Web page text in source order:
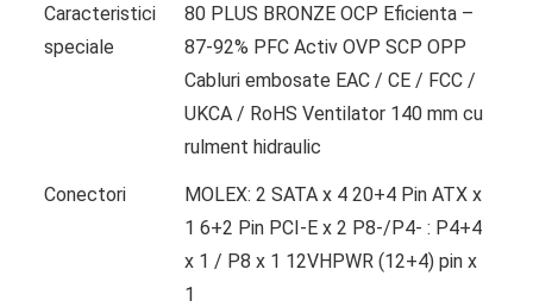
Caracteristici
speciale
80 PLUS BRONZE OCP Eficienta –
87-92% PFC Activ OVP SCP OPP
Cabluri embosate EAC / CE / FCC /
UKCA / RoHS Ventilator 140 mm cu
rulment hidraulic
Conectori
MOLEX: 2 SATA x 4 20+4 Pin ATX x
1 6+2 Pin PCI-E x 2 P8-/P4- : P4+4
x 1 / P8 x 1 12VHPWR (12+4) pin x
1